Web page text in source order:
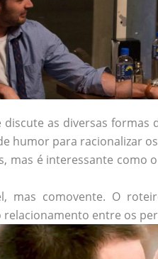
as diversas
humor para racionalizar
mas é interessante como
mas comovente. O
entre os